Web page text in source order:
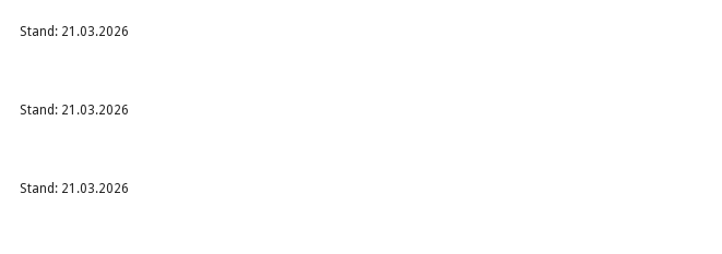
Stand: 21.03.2026
Stand: 21.03.2026
Stand: 21.03.2026